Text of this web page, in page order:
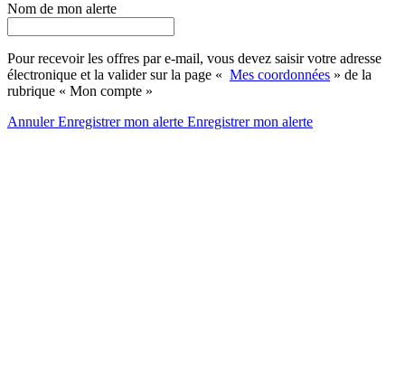
Nom de mon alerte
Pour recevoir les offres par e-mail, vous devez saisir votre adresse
électronique et la valider sur la page « Mes coordonnées » de la
rubrique « Mon compte »
AnnulerEnregistrer mon alerte Enregistrermon alerte